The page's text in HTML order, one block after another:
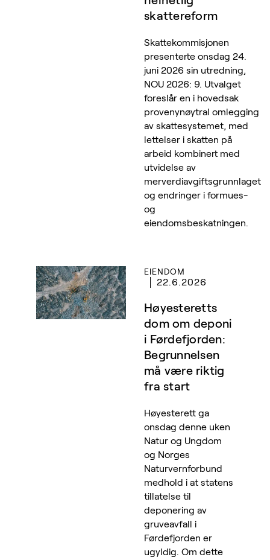
skattereform
Skattekommisjonen
presenterte onsdag 24.
juni 2026 sin utredning,
NOU 2026: 9. Utvalget
foreslår en i hovedsak
provenynøytral omlegging
av skattesystemet, med
lettelser i skatten på
arbeid kombinert med
utvidelse av
merverdiavgiftsgrunnlaget
og endringer i formues-
og
eiendomsbeskatningen.
EIENDOM
22.6.2026
Høyesteretts
dom om deponi
i Førdefjorden:
Begrunnelsen
må være riktig
fra start
Høyesterett ga
onsdag denne uken
Natur og Ungdom
og Norges
Naturvernforbund
medhold i at statens
tillatelse til
deponering av
gruveavfall i
Førdefjorden er
ugyldig. Om dette